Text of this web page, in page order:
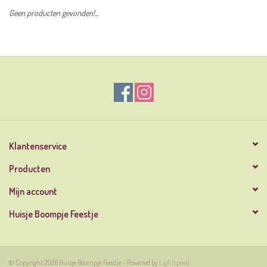
Geen producten gevonden!...
Klantenservice
Producten
Mijn account
Huisje Boompje Feestje
© Copyright 2026 Huisje Boompje Feestje - Powered by Lightspeed